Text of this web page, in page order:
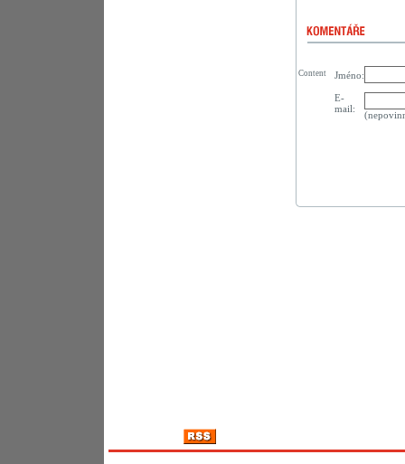
Jméno:
E-
mail:
Content